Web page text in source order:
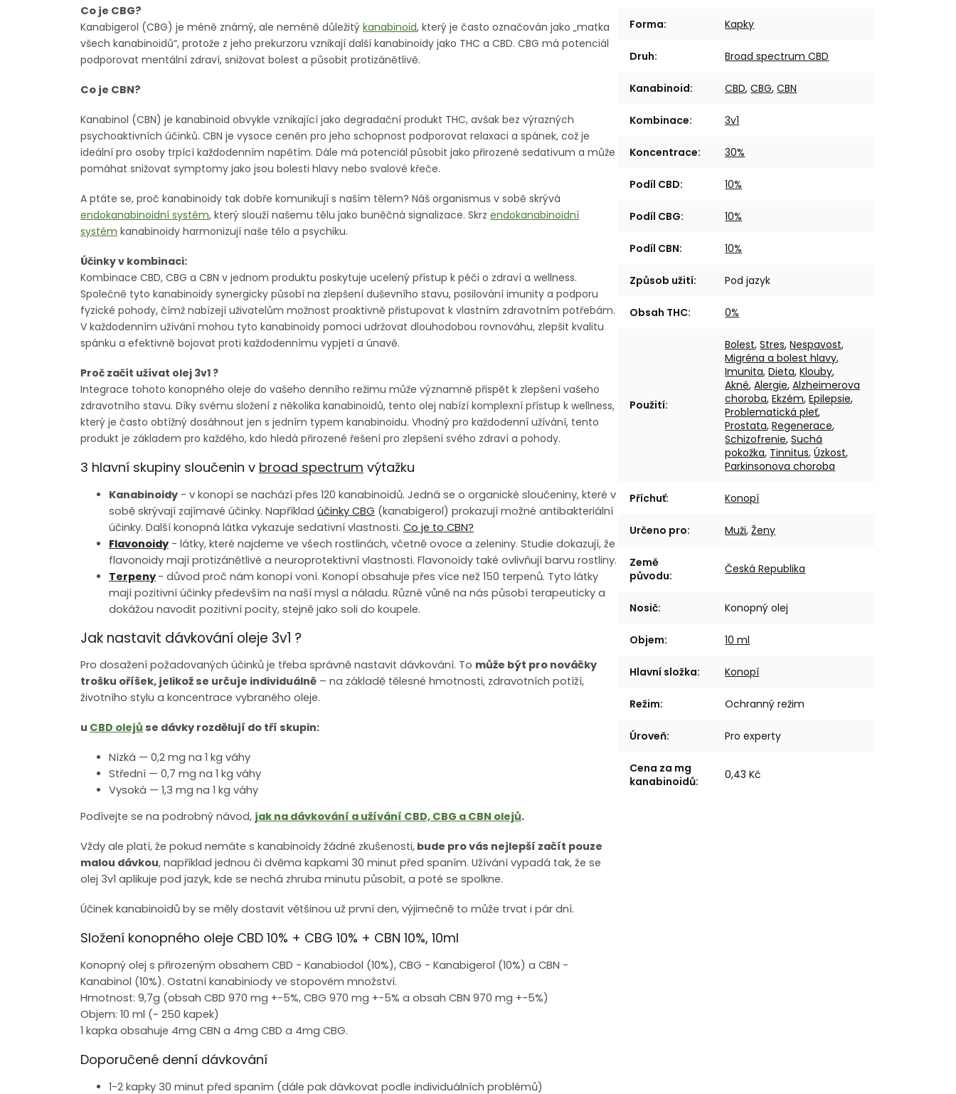
Co je CBG?
Kanabigerol (CBG) je méně známý, ale neméně důležitý kanabinoid, který je často označován jako „matka
všech kanabinoidů“, protože z jeho prekurzoru vznikají další kanabinoidy jako THC a CBD. CBG má potenciál
podporovat mentální zdraví, snižovat bolest a působit protizánětlivě.
Co je CBN?
Kanabinol (CBN) je kanabinoid obvykle vznikající jako degradační produkt THC, avšak bez výrazných
psychoaktivních účinků. CBN je vysoce ceněn pro jeho schopnost podporovat relaxaci a spánek, což je
ideální pro osoby trpící každodenním napětím. Dále má potenciál působit jako přirozené sedativum a může
pomáhat snižovat symptomy jako jsou bolesti hlavy nebo svalové křeče.
A ptáte se, proč kanabinoidy tak dobře komunikují s naším tělem? Náš organismus v sobě skrývá
endokanabinoidní systém, který slouží našemu tělu jako buněčná signalizace. Skrz endokanabinoidní
systém kanabinoidy harmonizují naše tělo a psychiku.
Účinky v kombinaci:
Kombinace CBD, CBG a CBN v jednom produktu poskytuje ucelený přístup k péči o zdraví a wellness.
Společně tyto kanabinoidy synergicky působí na zlepšení duševního stavu, posilování imunity a podporu
fyzické pohody, čímž nabízejí uživatelům možnost proaktivně přistupovat k vlastním zdravotním potřebám.
V každodenním užívání mohou tyto kanabinoidy pomoci udržovat dlouhodobou rovnováhu, zlepšit kvalitu
spánku a efektivně bojovat proti každodennímu vypjetí a únavě.
Proč začít užívat olej 3v1 ?
Integrace tohoto konopného oleje do vašeho denního režimu může významně přispět k zlepšení vašeho
zdravotního stavu. Díky svému složení z několika kanabinoidů, tento olej nabízí komplexní přístup k wellness,
který je často obtížný dosáhnout jen s jedním typem kanabinoidu. Vhodný pro každodenní užívání, tento
produkt je základem pro každého, kdo hledá přirozené řešení pro zlepšení svého zdraví a pohody.
3 hlavní skupiny sloučenin v broad spectrum výtažku
Kanabinoidy - v konopí se nachází přes 120 kanabinoidů. Jedná se o organické sloučeniny, které v
sobě skrývají zajímavé účinky. Například účinky CBG (kanabigerol) prokazují možné antibakteriální
účinky. Další konopná látka vykazuje sedativní vlastnosti. Co je to CBN?
Flavonoidy - látky, které najdeme ve všech rostlinách, včetně ovoce a zeleniny. Studie dokazují, že
flavonoidy mají protizánětlivé a neuroprotektivní vlastnosti. Flavonoidy také ovlivňují barvu rostliny.
Terpeny - důvod proč nám konopí voní. Konopí obsahuje přes více než 150 terpenů. Tyto látky
mají pozitivní účinky především na naší mysl a náladu. Různé vůně na nás působí terapeuticky a
dokážou navodit pozitivní pocity, stejně jako soli do koupele.
Jak nastavit dávkování oleje 3v1 ?
Pro dosažení požadovaných účinků je třeba správně nastavit dávkování. To může být pro nováčky
trošku oříšek, jelikož se určuje individuálně – na základě tělesné hmotnosti, zdravotních potíží,
životního stylu a koncentrace vybraného oleje.
u CBD olejů se dávky rozdělují do tří skupin:
Nízká — 0,2 mg na 1 kg váhy
Střední — 0,7 mg na 1 kg váhy
Vysoká — 1,3 mg na 1 kg váhy
Podívejte se na podrobný návod, jak na dávkování a užívání CBD, CBG a CBN olejů.
Vždy ale platí, že pokud nemáte s kanabinoidy žádné zkušenosti, bude pro vás nejlepší začít pouze
malou dávkou, například jednou či dvěma kapkami 30 minut před spaním. Užívání vypadá tak, že se
olej 3v1 aplikuje pod jazyk, kde se nechá zhruba minutu působit, a poté se spolkne.
Účinek kanabinoidů by se měly dostavit většinou už první den, výjimečně to může trvat i pár dní.
Složení konopného oleje CBD 10% + CBG 10% + CBN 10%, 10ml
Konopný olej s přirozeným obsahem CBD - Kanabiodol (10%), CBG - Kanabigerol (10%) a CBN -
Kanabinol (10%). Ostatní kanabiniody ve stopovém množství.
Hmotnost: 9,7g (obsah CBD 970 mg +-5%, CBG 970 mg +-5% a obsah CBN 970 mg +-5%)
Objem: 10 ml (~ 250 kapek)
1 kapka obsahuje 4mg CBN a 4mg CBD a 4mg CBG.
Doporučené denní dávkování
1-2 kapky 30 minut před spaním (dále pak dávkovat podle individuálních problémů)
Forma: Kapky
Druh: Broad spectrum CBD
Kanabinoid: CBD,CBG,CBN
Kombinace: 3v1
Koncentrace: 30%
Podíl CBD: 10%
Podíl CBG: 10%
Podíl CBN: 10%
Způsob užití: Pod jazyk
Obsah THC: 0%
Použití:
Bolest,Stres,Nespavost,
Migréna a bolest hlavy,
Imunita,Dieta,Klouby,
Akné,Alergie,Alzheimerova
choroba,Ekzém,Epilepsie,
Problematická pleť,
Prostata,Regenerace,
Schizofrenie,Suchá
pokožka, Tinnitus,Úzkost,
Parkinsonova choroba
Příchuť: Konopí
Určeno pro: Muži,Ženy
Země
původu: Česká Republika
Nosič: Konopný olej
Objem: 10 ml
Hlavní složka: Konopí
Režim: Ochranný režim
Úroveň: Pro experty
Cena za mg
kanabinoidů: 0,43 Kč